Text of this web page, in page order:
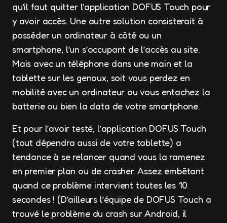
qu’il faut quitter l’application DOFUS Touch pour
y avoir accès. Une autre solution consisterait à
posséder un ordinateur à côté ou un
smartphone, l’un s’occupant de l’accès au site.
Mais avec un téléphone dans une main et la
tablette sur les genoux, soit vous perdez en
mobilité avec un ordinateur ou vous entachez la
batterie ou bien la data de votre smartphone.
Et pour l’avoir testé, l’application DOFUS Touch
(tout dépendra aussi de votre tablette) a
tendance à se relancer quand vous la ramenez
en premier plan ou de crasher. Assez embêtant
quand ce problème intervient toutes les 10
secondes ! (D’ailleurs l’équipe de DOFUS Touch a
trouvé le problème du crash sur Android, il